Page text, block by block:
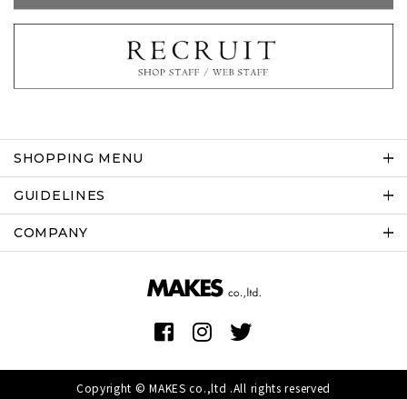
SHOPPING MENU
GUIDELINES
COMPANY
Copyright © MAKES co.,ltd .All rights reserved